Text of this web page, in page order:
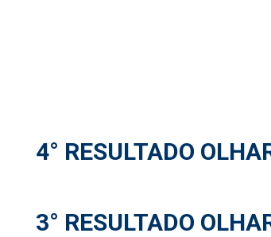
4° RESULTADO
3° RESULTADO